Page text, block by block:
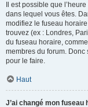
Il est possible que
dans lequel vous êtes.
modifiez le fuseau
trouvez (ex : Londres,
du fuseau horaire,
membres du forum. Donc
pour le faire.
Haut
J’ai changé mon